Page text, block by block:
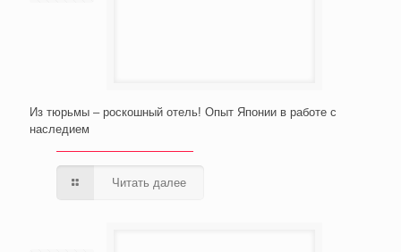
Из тюрьмы – роскошный отель! Опыт Японии в работе с
наследием
Читать далее